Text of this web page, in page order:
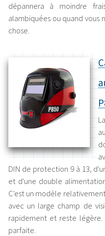
dépannera à moindre
alambiquées ou quand vous
chose.
DIN de protection 9 à 13,
et d'une double
C'est un modèle
avec un large champ de
rapidement et reste
parfaite.